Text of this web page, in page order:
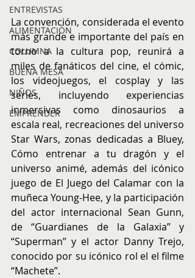
ENTREVISTAS
ALIMENTACIÓN
COLUMNA
BUENA MESA
NIÑOS
EMPRENDER
La convención, considerada el evento
más grande e importante del país en
torno a la cultura pop, reunirá a
miles de fanáticos del cine, el cómic,
los videojuegos, el cosplay y las
series, incluyendo experiencias
inmersivas como dinosaurios a
escala real, recreaciones del universo
Star Wars, zonas dedicadas a Bluey,
Cómo entrenar a tu dragón y el
universo animé, además del icónico
juego de El Juego del Calamar con la
muñeca Young-Hee, y la participación
del actor internacional Sean Gunn,
de “Guardianes de la Galaxia” y
“Superman” y el actor Danny Trejo,
conocido por su icónico rol el el filme
“Machete”.